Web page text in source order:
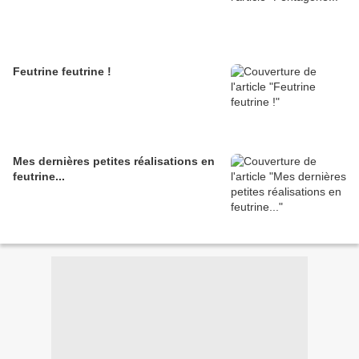
Feutrine feutrine !
Mes dernières petites réalisations en
feutrine...